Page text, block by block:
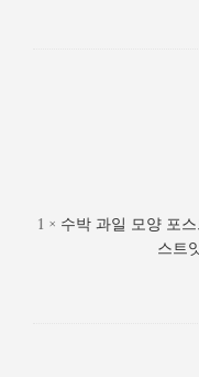
1 × 수박 과일 모양 포
스트